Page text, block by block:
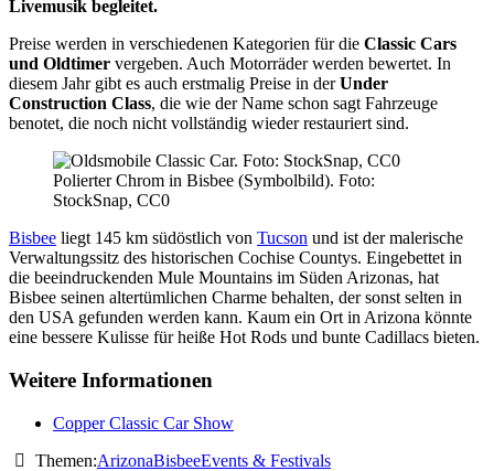
Livemusik begleitet.
Preise werden in verschiedenen Kategorien für die Classic Cars
und Oldtimer vergeben. Auch Motorräder werden bewertet. In
diesem Jahr gibt es auch erstmalig Preise in derUnder
Construction Class, die wie der Name schon sagt Fahrzeuge
benotet, die noch nicht vollständig wieder restauriert sind.
Polierter Chrom in Bisbee (Symbolbild). Foto:
StockSnap, CC0
Bisbee liegt 145 km südöstlich von Tucson und ist der malerische
Verwaltungssitz des historischen Cochise Countys. Eingebettet in
die beeindruckenden Mule Mountains im Süden Arizonas, hat
Bisbee seinen altertümlichen Charme behalten, der sonst selten in
den USA gefunden werden kann. Kaum ein Ort in Arizona könnte
eine bessere Kulisse für heiße Hot Rods und bunte Cadillacs bieten.
Weitere Informationen
Copper Classic Car Show
Themen:ArizonaBisbeeEvents & Festivals